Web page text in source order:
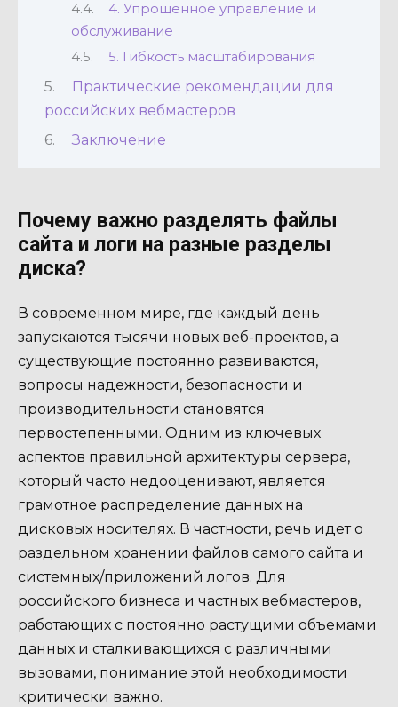
4. Упрощенное управление и
обслуживание
5. Гибкость масштабирования
Практические рекомендации для
российских вебмастеров
Заключение
Почему важно разделять файлы
сайта и логи на разные разделы
диска?
В современном мире, где каждый день
запускаются тысячи новых веб-проектов, а
существующие постоянно развиваются,
вопросы надежности, безопасности и
производительности становятся
первостепенными. Одним из ключевых
аспектов правильной архитектуры сервера,
который часто недооценивают, является
грамотное распределение данных на
дисковых носителях. В частности, речь идет о
раздельном хранении файлов самого сайта и
системных/приложений логов. Для
российского бизнеса и частных вебмастеров,
работающих с постоянно растущими объемами
данных и сталкивающихся с различными
вызовами, понимание этой необходимости
критически важно.